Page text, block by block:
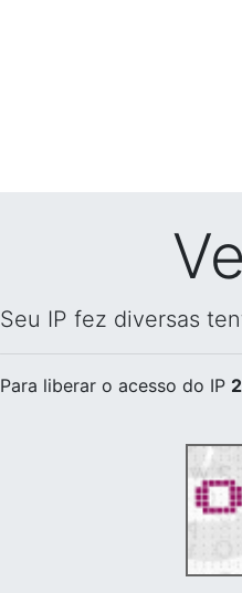
Seu IP fez diversas
Para liberar o acesso do IP